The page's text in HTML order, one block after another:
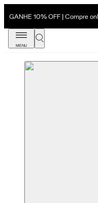
GANHE 10% OFF | Compre
MENU